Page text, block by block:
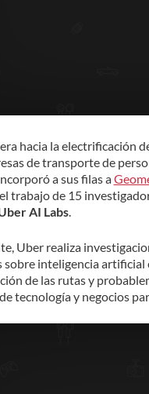
hacia la electrificación
de transporte de
a sus filas a
trabajo de 15
AI Labs.
Uber realiza
sobre inteligencia artificial
de las rutas y
tecnología y negocios